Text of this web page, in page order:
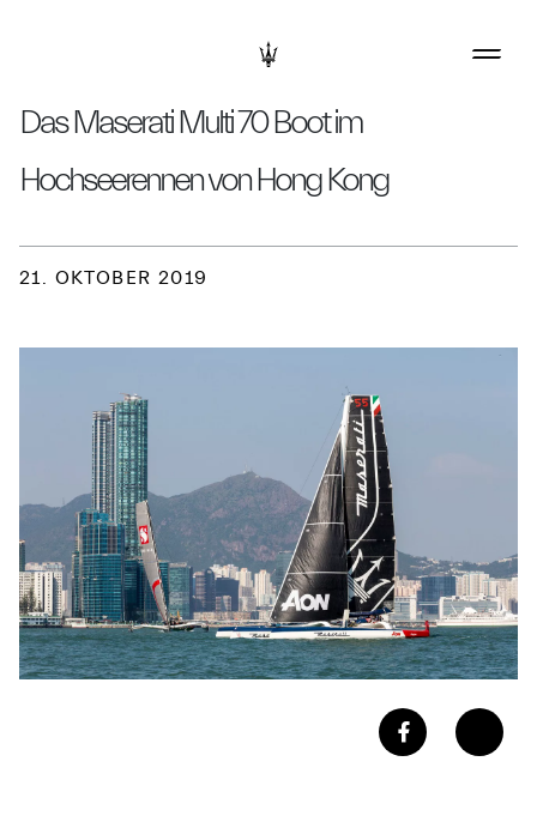
Das Maserati Multi 70 Boot im
Hochseerennen von Hong Kong
21. OKTOBER 2019